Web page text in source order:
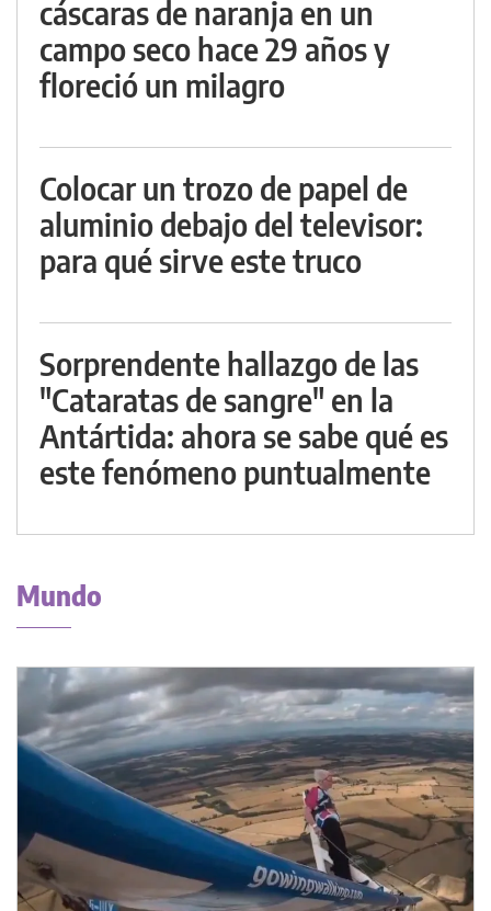
cáscaras de naranja en un
campo seco hace 29 años y
floreció un milagro
Colocar un trozo de papel de
aluminio debajo del televisor:
para qué sirve este truco
Sorprendente hallazgo de las
"Cataratas de sangre" en la
Antártida: ahora se sabe qué es
este fenómeno puntualmente
Mundo